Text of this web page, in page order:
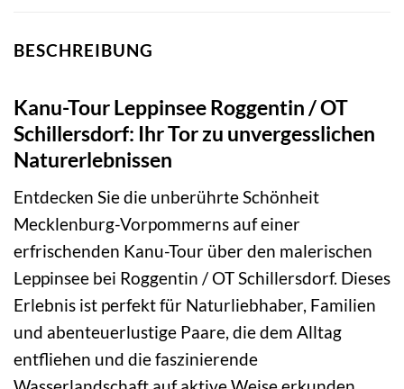
BESCHREIBUNG
Kanu-Tour Leppinsee Roggentin / OT
Schillersdorf: Ihr Tor zu unvergesslichen
Naturerlebnissen
Entdecken Sie die unberührte Schönheit
Mecklenburg-Vorpommerns auf einer
erfrischenden Kanu-Tour über den malerischen
Leppinsee bei Roggentin / OT Schillersdorf. Dieses
Erlebnis ist perfekt für Naturliebhaber, Familien
und abenteuerlustige Paare, die dem Alltag
entfliehen und die faszinierende